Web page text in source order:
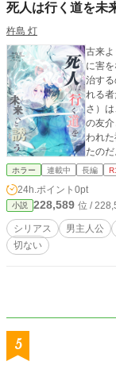
死人は行く道を未
杵島 灯
古来
に害
治す
れる者たちの役目
さ）
の友
われ
たの
離反し、
命を
けない
ちに
した
到着
誰が、
があ
ホラー 連載中 長編
24h.ポイント 0pt
小説 228,589 位 /
シリアス 男主人公
切ない
5